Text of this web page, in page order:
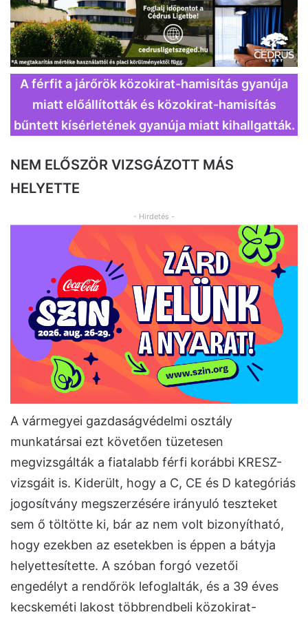
A férfit a járőrök közokirat-hamisítás gyanúja
miatt előállították és közokirat-hamisítás
bűntett kísérletének gyanúja miatt kihallgatták.
NEM ELŐSZÖR VIZSGÁZOTT MÁS
HELYETTE
- Hirdetés -
A vármegyei gazdaságvédelmi osztály
munkatársai ezt követően tüzetesen
megvizsgálták a fiatalabb férfi korábbi KRESZ-
vizsgáit is. Kiderült, hogy a C, CE és D kategóriás
jogosítvány megszerzésére irányuló teszteket
sem ő töltötte ki, bár az nem volt bizonyítható,
hogy ezekben az esetekben is éppen a bátyja
helyettesítette. A szóban forgó vezetői
engedélyt a rendőrök lefoglalták, és a 39 éves
kecskeméti lakost többrendbeli közokirat-